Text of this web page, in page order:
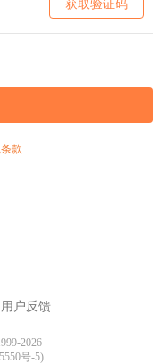
获取验证码
款
用户反馈
2026
号-5)